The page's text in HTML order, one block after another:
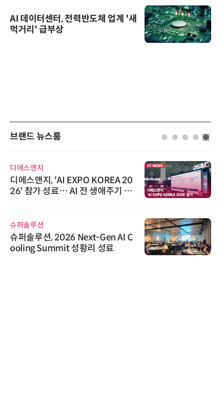
AI 데이터센터, 전력반도체 업계 '새
먹거리' 급부상
브랜드 뉴스룸
디에스앤지
디에스앤지, 'AI EXPO KOREA 20
26' 참가 성료… AI 전 생애주기 아
슈퍼솔루션
슈퍼솔루션, 2026 Next-Gen AI C
ooling Summit 성황리 성료